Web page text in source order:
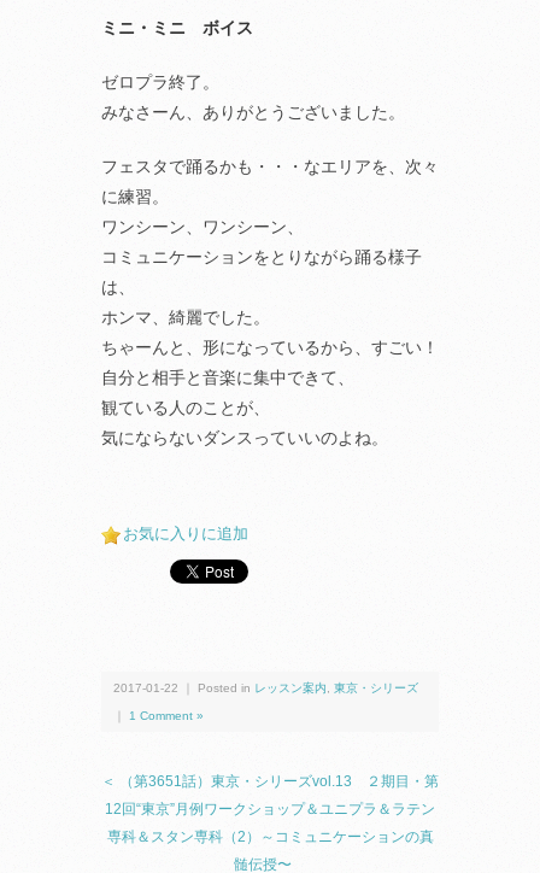
ミニ・ミニ ボイス
ゼロプラ終了。
みなさーん、ありがとうございました。
フェスタで踊るかも・・・なエリアを、次々
に練習。
ワンシーン、ワンシーン、
コミュニケーションをとりながら踊る様子
は、
ホンマ、綺麗でした。
ちゃーんと、形になっているから、すごい！
自分と相手と音楽に集中できて、
観ている人のことが、
気にならないダンスっていいのよね。
お気に入りに追加
2017-01-22 ｜ Posted in レッスン案内 東京・シリーズ
1 Comment »
＜ （第3651話）東京・シリーズvol.13 ２期目・第
12回“東京”月例ワークショップ＆ユニプラ＆ラテン
専科＆スタン専科（2）～コミュニケーションの真
髄伝授〜